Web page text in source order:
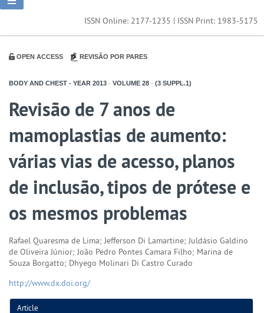
ISSN Online: 2177-1235 | ISSN Print: 1983-5175
OPEN ACCESS REVISÃO POR PARES
BODY AND CHEST - YEAR 2013 - VOLUME 28 - (3 SUPPL.1)
Revisão de 7 anos de
mamoplastias de aumento:
várias vias de acesso, planos
de inclusão, tipos de prótese e
os mesmos problemas
Rafael Quaresma de Lima; Jefferson Di Lamartine; Juldásio Galdino
de Oliveira Júnior; João Pedro Pontes Camara Filho; Marina de
Souza Borgatto; Dhyego Molinari Di Castro Curado
http://www.dx.doi.org/
Article